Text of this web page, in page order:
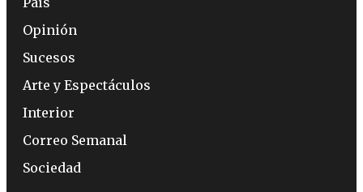
Opinión
Sucesos
Arte y Espectáculos
Interior
Correo Semanal
Sociedad